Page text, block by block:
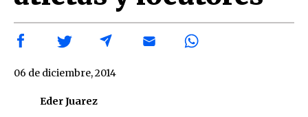
Eder Juarez
06 de diciembre, 2014